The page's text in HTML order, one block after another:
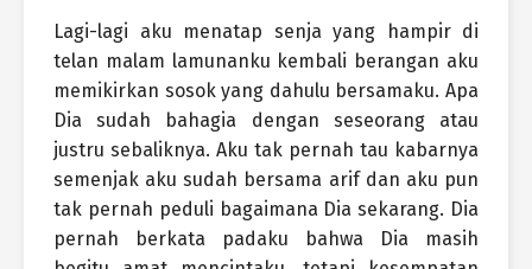
Lagi-lagi aku menatap senja yang hampir di
telan malam lamunanku kembali berangan aku
memikirkan sosok yang dahulu bersamaku. Apa
Dia sudah bahagia dengan seseorang atau
justru sebaliknya. Aku tak pernah tau kabarnya
semenjak aku sudah bersama arif dan aku pun
tak pernah peduli bagaimana Dia sekarang. Dia
pernah berkata padaku bahwa Dia masih